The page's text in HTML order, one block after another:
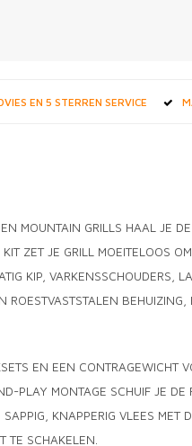
EN 5 STERREN SERVICE
MOUNTAIN GRILLS HAAL JE
ZET JE GRILL MOEITELOOS
KIP, VARKENSSCHOUDERS,
BEHUIZING,
EN EEN CONTRAGEWICHT
PLAY MONTAGE SCHUIF JE DE
KNAPPERIG VLEES MET
TE SCHAKELEN.